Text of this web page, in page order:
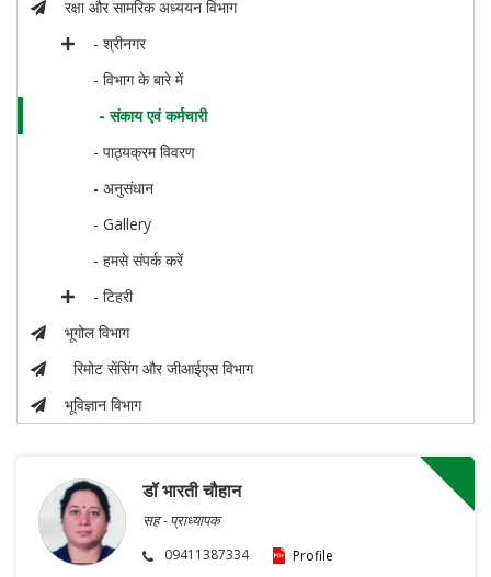
रक्षा और सामरिक अध्ययन विभाग
- श्रीनगर
- विभाग के बारे में
- संकाय एवं कर्मचारी
- पाठ्यक्रम विवरण
- अनुसंधान
- Gallery
- हमसे संपर्क करें
- टिहरी
भूगोल विभाग
रिमोट सेंसिंग और जीआईएस विभाग
भूविज्ञान विभाग
डॉ भारती चौहान
सह - प्राध्यापक
09411387334
Profile